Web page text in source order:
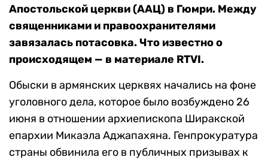
Апостольской церкви (ААЦ) в Гюмри. Между
священниками и правоохранителями
завязалась потасовка. Что известно о
происходящем — в материале RTVI.
Обыски в армянских церквях начались на фоне
уголовного дела, которое было возбуждено 26
июня в отношении архиепископа Ширакской
епархии Микаэла Аджапахяна. Генпрокуратура
страны обвинила его в публичных призывах к